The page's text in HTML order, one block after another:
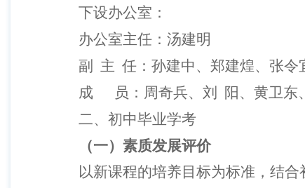
下设办公室：
办公室主任：汤建明
副
主 任：孙建中、郑建煌、张令
成
员：周奇兵、刘
阳、黄卫东
二、初中毕业学考
（一）素质发展评价
以新课程的培养目标为标准，结